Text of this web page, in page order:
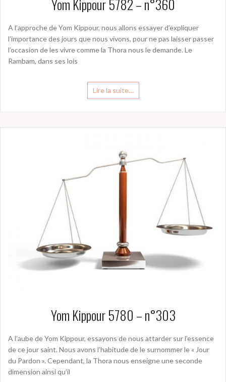
Yom Kippour 5782 – n°360
A l’approche de Yom Kippour, nous allons essayer d’expliquer
l’importance des jours que nous vivons, pour ne pas laisser passer
l’occasion de les vivre comme la Thora nous le demande. Le
Rambam, dans ses lois
Lire la suite…
Yom Kippour 5780 – n°303
A l’aube de Yom Kippour, essayons de nous attarder sur l’essence
de ce jour saint. Nous avons l’habitude de le surnommer le « Jour
du Pardon ». Cependant, la Thora nous enseigne une seconde
dimension ainsi qu’il